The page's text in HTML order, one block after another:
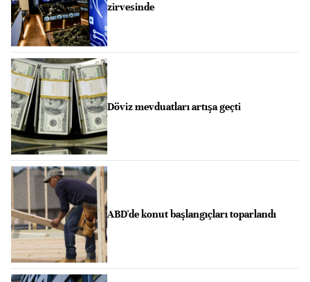
zirvesinde
Döviz mevduatları artışa geçti
ABD'de konut başlangıçları toparlandı